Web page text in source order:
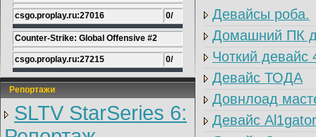
csgo.proplay.ru:27016 0/
Counter-Strike: Global Offensive #2
csgo.proplay.ru:27215 0/
Репортажи
SLTV StarSeries 6:
Девайсы роба.
Домашний ПК
Чоткий девайс
Девайс ТОДА
Довнлоад
Девайс